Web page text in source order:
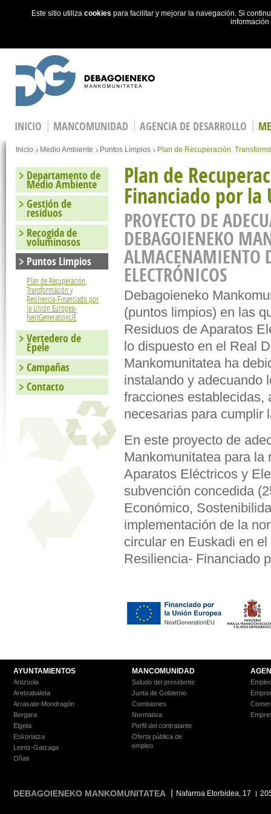
Este sitio utiliza cookies para facilitar y mejorar la navegación. Si
INICIO MANCOMUNIDAD AGENCIA DE DESARROLLO
You are here
Inicio Medio Ambiente Puntos Limpios Plan de Recuperación,
Plan de
Financiado por la
PROYECTO DE
DEBAGOIENEKO
ALMACENAMIENTO
ELECTRÓNICOS
Debagoieneko
(puntos limpios) en las
Residuos de Aparatos
lo dispuesto en el Real
Mankomunitatea ha
instalando y adecuando
fracciones establecidas,
necesarias para cumplir
En este proyecto de
Mankomunitatea para
Aparatos Eléctricos y
subvención concedida
Económico,
implementación de la
circular en Euskadi en
Resiliencia- Financiado
Departamento de
Medio Ambiente
Gestión de
residuos
Recogida de
voluminosos
Puntos Limpios
Plan de Recuperación,
Transformación y
Resiliencia-Financiado por
la Unión Europea-
NextGenerationUE
Vertedero de
Epele
Campañas
Contacto
AYUNTAMIENTOS
Antzuola
Aretxabaleta
Arrasate-Mondragón
Bergara
Elgeta
Eskoriatza
Leintz-Gatzaga
Oñati
MANCOMUNIDAD
Saludo del presidente
Junta de Gobierno
Comisiones
Normativa
Perfil del contratante
Oferta pública de
empleo
DEBAGOIENEKO MANKOMUNITATEA Nafarroa Etorbidea, 17